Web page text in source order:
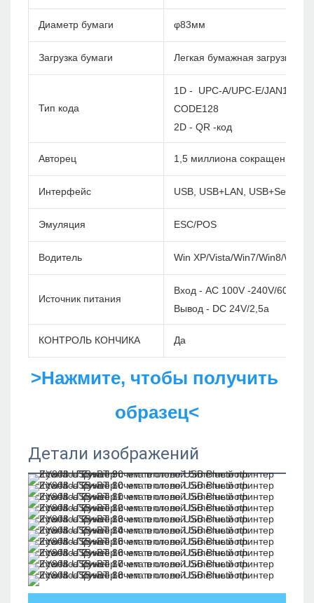
Диаметр бумаги φ83мм
Загрузка бумаги Легкая бумажная загрузка
Тип кода
1D - UPC-A/UPC-E/
CODE128
2D - QR -код
Авторец 1,5 миллиона сокращений
Интерфейс USB, USB+LAN,
Эмуляция ESC/POS
Водитель Win XP/Vista/Win7/Win8/
Источник питания
Вход - AC 100V -240V/60 Гц
Вывод - DC 24V/2,5a
КОНТРОЛЬ КОНЧИКА Да
>Нажмите, чтобы получить
образец<
Детали изображений